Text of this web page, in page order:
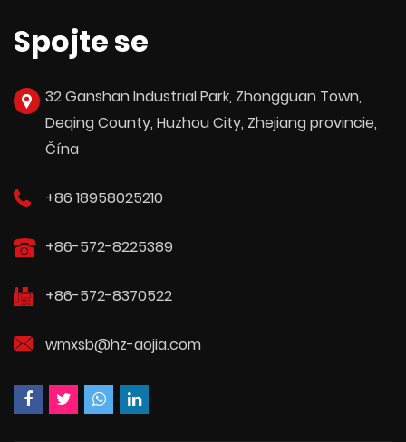
Spojte se
32 Ganshan Industrial Park, Zhongguan Town,
Deqing County, Huzhou City, Zhejiang provincie,
Čína
+86 18958025210
+86-572-8225389
+86-572-8370522
wmxsb@hz-aojia.com